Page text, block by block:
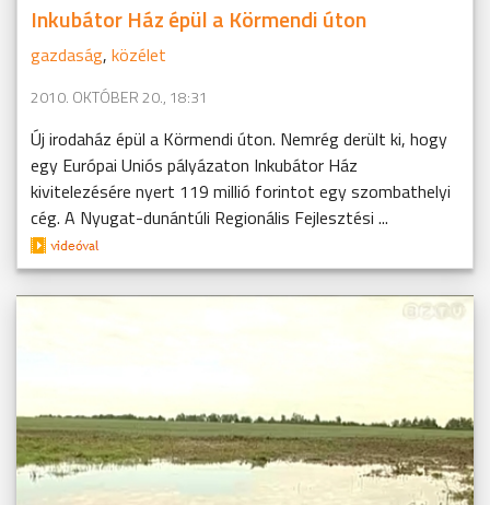
Inkubátor Ház épül a Körmendi úton
gazdaság, közélet
2010. OKTÓBER 20., 18:31
Új irodaház épül a Körmendi úton. Nemrég derült ki, hogy
egy Európai Uniós pályázaton Inkubátor Ház
kivitelezésére nyert 119 millió forintot egy szombathelyi
cég. A Nyugat-dunántúli Regionális Fejlesztési ...